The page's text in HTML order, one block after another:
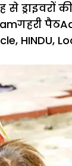
ड्राइवरों
गहरी पैठ
, HINDU,